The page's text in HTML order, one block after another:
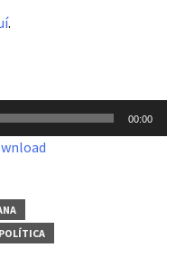
.
00:00
POLÍTICA